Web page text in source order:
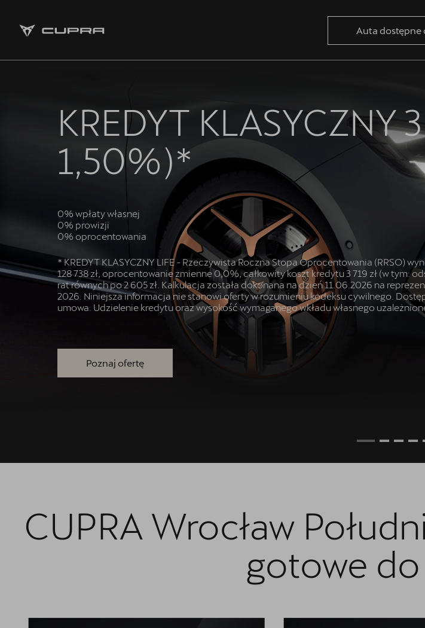
Auta dostępne
Oferta i aktualności
Samochody dostępne od ręki
5 lat gwarancji
Serwis
Oryginalne części zamienne
Akcesoria CUPRA
Jazda próbna CUPRĄ
KREDYT KLASYCZNY
1,50%)*
0% wpłaty własnej
0% prowizji
0% oprocentowania
* KREDYT KLASYCZNY LIFE - Rzeczywista Roczna Stopa Oprocentowania (RRSO)
128 738 zł, oprocentowanie zmienne 0,0%, całkowity koszt kredytu 3 719 zł (w tym:
rat równych po 2 605 zł. Kalkulacja została dokonana na dzień 11.06.2026 na
2026. Niniejsza informacja nie stanowi oferty w rozumieniu kodeksu cywilnego.
umowa. Udzielenie kredytu oraz wysokość wymaganego wkładu własnego
Poznaj ofertę
CUPRA Wrocław
gotowe